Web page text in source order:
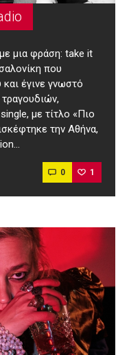
μια φράση: take it
που
έγινε γνωστό
με τίτλο «Πιο
την Αθήνα,
0 1